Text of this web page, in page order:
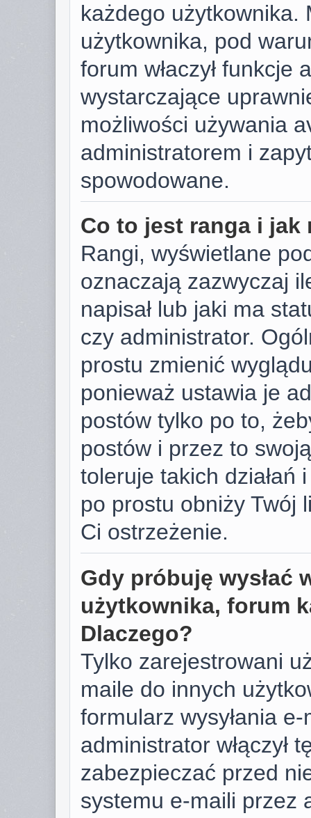
każdego użytkownika.
użytkownika, pod
forum właczył funkcje
wystarczające
możliwości używania
administratorem i
spowodowane.
Co to jest ranga i jak
Rangi, wyświetlane
oznaczają zazwyczaj
napisał lub jaki ma
czy administrator.
prostu zmienić
ponieważ ustawia je
postów tylko po to,
postów i przez to
toleruje takich działań
po prostu obniży Twój
Ci ostrzeżenie.
Gdy próbuję wysłać
użytkownika, forum
Dlaczego?
Tylko zarejestrowani
maile do innych
formularz wysyłania
administrator włączył
zabezpieczać przed
systemu e-maili przez